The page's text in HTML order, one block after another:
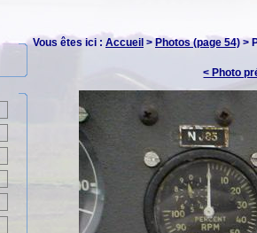
Vous êtes ici : Accueil > Photos (page 54) >
< Photo